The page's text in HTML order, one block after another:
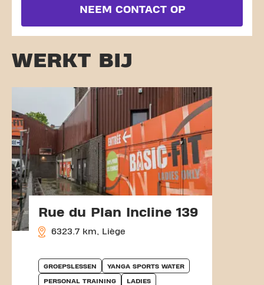
NEEM CONTACT OP
WERKT BIJ
Rue du Plan Incline 139
6323.7 km, Liège
GROEPSLESSEN YANGA SPORTS WATER
PERSONAL TRAINING LADIES